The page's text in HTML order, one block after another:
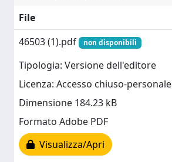
File
46503 (1).pdf
non disponibili
Tipologia: Versione dell'editore
Licenza: Accesso chiuso-personale
Dimensione 184.23 kB
Formato Adobe PDF
Visualizza/Apri